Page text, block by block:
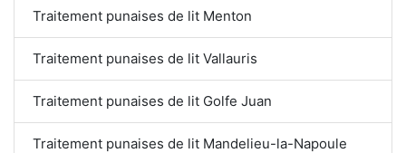
Traitement punaises de lit Menton
Traitement punaises de lit Vallauris
Traitement punaises de lit Golfe Juan
Traitement punaises de lit Mandelieu-la-Napoule